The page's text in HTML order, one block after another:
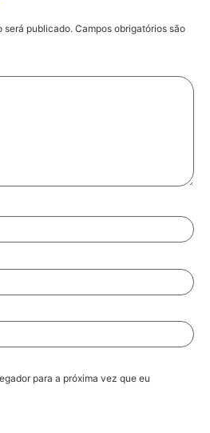
será publicado. Campos obrigatórios são
para a próxima vez que eu